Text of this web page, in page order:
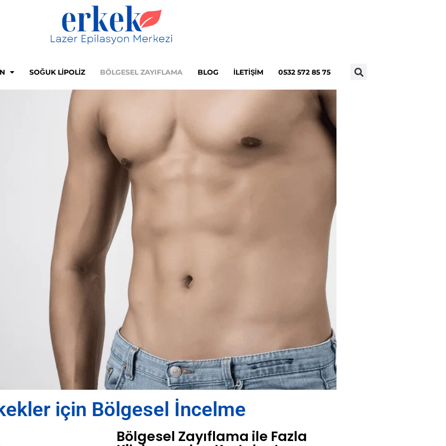
SOĞUK LIPOLIZ BÖLGESEL ZAYIFLAMA BLOG İLETIŞIM 0532 572 85 75
için Bölgesel İncelme
Bölgesel Zayıflama ile Fazla